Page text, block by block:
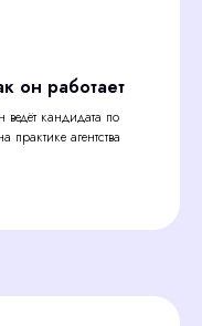
он работает
ведёт кандидата по
практике агентства